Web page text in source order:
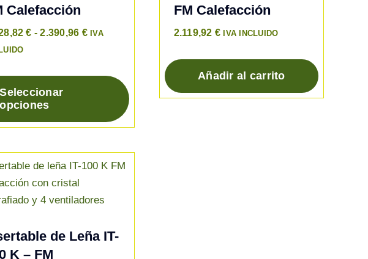
Calefacción
€ - 2.390,96 €Rango
desde
2.228,82 €
2.390,96 €
IVA
Seleccionar
opciones
FM Calefacción
2.119,92 € IVA INCLUIDO
Añadir al carrito
de Leña IT-
K – FM